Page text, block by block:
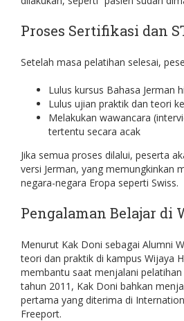
Proses Sertifikasi dan
Setelah masa pelatihan selesai,
Lulus kursus Bahasa Jerman
Lulus ujian praktik dan teori
Melakukan wawancara
tertentu secara acak
Jika semua proses dilalui, peserta
versi Jerman, yang memungkinkan
negara-negara Eropa seperti Swiss.
Pengalaman Belajar di
Menurut Kak Doni sebagai Alumni
teori dan praktik di kampus Wijaya
membantu saat menjalani pelatihan
tahun 2011, Kak Doni bahkan
pertama yang diterima di
Freeport.